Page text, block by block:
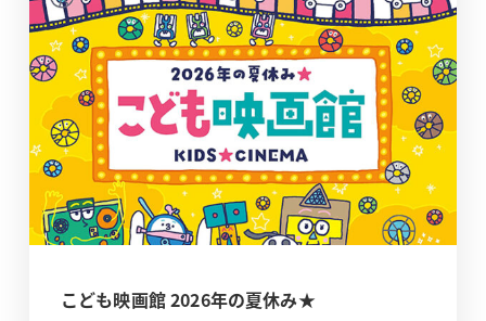
こども映画館 2026年の夏休み★